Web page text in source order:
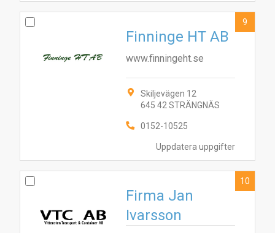
Uppdatera uppgifter
Finninge HT AB
www.finningeht.se
Skiljevägen 12
645 42 STRÄNGNÄS
0152-10525
9
Firma Jan
Ivarsson
10